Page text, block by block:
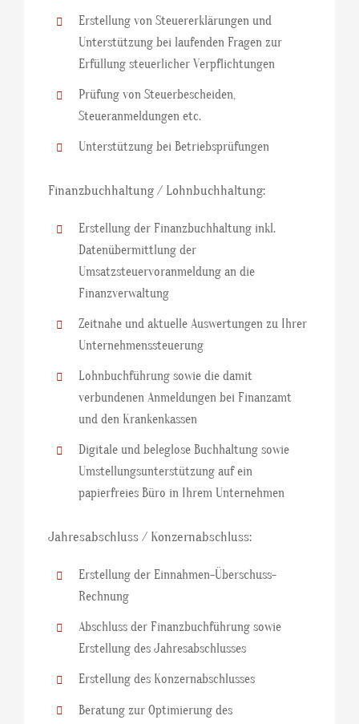
Erstellung von Steuererklärungen und
Unterstützung bei laufenden Fragen zur
Erfüllung steuerlicher Verpflichtungen
Prüfung von Steuerbescheiden,
Steueranmeldungen etc.
Unterstützung bei Betriebsprüfungen
Finanzbuchhaltung / Lohnbuchhaltung:
Erstellung der Finanzbuchhaltung inkl.
Datenübermittlung der
Umsatzsteuervoranmeldung an die
Finanzverwaltung
Zeitnahe und aktuelle Auswertungen zu Ihrer
Unternehmenssteuerung
Lohnbuchführung sowie die damit
verbundenen Anmeldungen bei Finanzamt
und den Krankenkassen
Digitale und beleglose Buchhaltung sowie
Umstellungsunterstützung auf ein
papierfreies Büro in Ihrem Unternehmen
Jahresabschluss / Konzernabschluss:
Erstellung der Einnahmen-Überschuss-
Rechnung
Abschluss der Finanzbuchführung sowie
Erstellung des Jahresabschlusses
Erstellung des Konzernabschlusses
Beratung zur Optimierung des